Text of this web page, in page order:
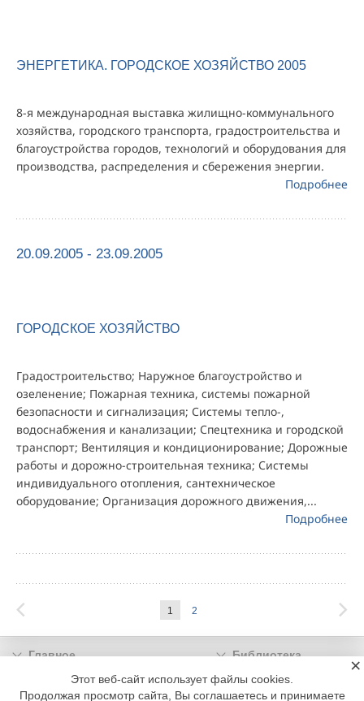
ЭНЕРГЕТИКА. ГОРОДСКОЕ ХОЗЯЙСТВО 2005
8-я международная выставка жилищно-коммунального
хозяйства, городского транспорта, градостроительства и
благоустройства городов, технологий и оборудования для
производства, распределения и сбережения энергии.
Подробнее
20.09.2005 - 23.09.2005
ГОРОДСКОЕ ХОЗЯЙСТВО
Градостроительство; Наружное благоустройство и
озеленение; Пожарная техника, системы пожарной
безопасности и сигнализация; Системы тепло-,
водоснабжения и канализации; Спецтехника и городской
транспорт; Вентиляция и кондиционирование; Дорожные
работы и дорожно-строительная техника; Системы
индивидуального отопления, сантехническое
оборудование; Организация дорожного движения,...
Подробнее
1 2
Главное
Библиотека
Подписка
Реклама
Этот веб-сайт использует файлы cookies.
Продолжая просмотр сайта, Вы соглашаетесь и принимаете
×